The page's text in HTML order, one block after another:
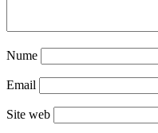
Nume
Email
Site web